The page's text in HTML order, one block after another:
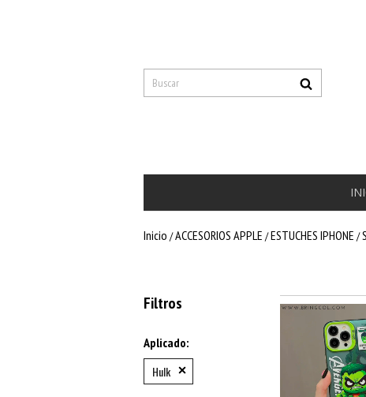
Inicio /ACCESORIOS APPLE /ESTUCHES IPHONE /
Filtros
Aplicado:
Hulk